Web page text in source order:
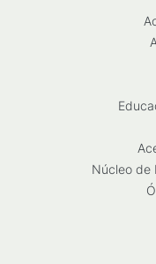
Núcleo de